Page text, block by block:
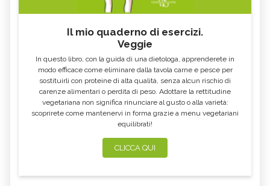
Il mio quaderno di esercizi.
Veggie
In questo libro, con la guida di una dietologa, apprenderete in
modo efficace come eliminare dalla tavola carne e pesce per
sostituirli con proteine di alta qualità, senza alcun rischio di
carenze alimentari o perdita di peso. Adottare la rettitudine
vegetariana non significa rinunciare al gusto o alla varietà:
scoprirete come mantenervi in forma grazie a menu vegetariani
equilibrati!
CLICCA QUI